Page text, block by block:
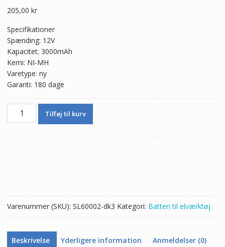
205,00 kr
Specifikationer
Spænding: 12V
Kapacitet: 3000mAh
Kemi: NI-MH
Varetype: ny
Garanti: 180 dage
3000mAh
Tilføj til kurv
Varenummer (SKU): SL60002-dk3 Kategori: Batteri til elværktøj
Beskrivelse Yderligere information Anmeldelser (0)